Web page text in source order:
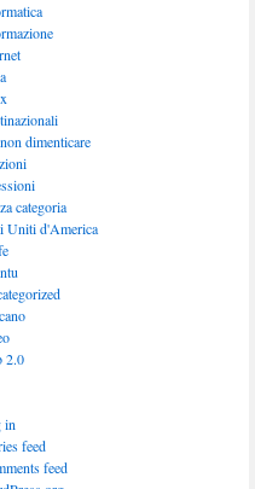
dimenticare
categoria
Uniti d'America
2.0
in
feed
feed